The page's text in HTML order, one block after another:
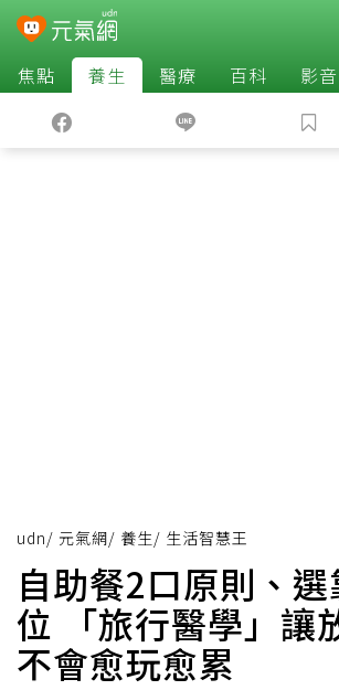
焦點 養生 醫療 百科 影音
udn/ 元氣網/ 養生/ 生活智慧王
自助餐2口原則、
位 「旅行醫學」讓
不會愈玩愈累